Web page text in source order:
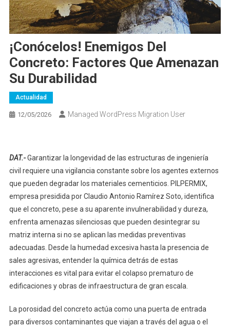
¡Conócelos! Enemigos Del
Concreto: Factores Que Amenazan
Su Durabilidad
Actualidad
12/05/2026 Managed WordPress Migration User
DAT.-Garantizar la longevidad de las estructuras de ingeniería
civil requiere una vigilancia constante sobre los agentes externos
que pueden degradar los materiales cementicios. PILPERMIX,
empresa presidida por Claudio Antonio Ramírez Soto, identifica
que el concreto, pese a su aparente invulnerabilidad y dureza,
enfrenta amenazas silenciosas que pueden desintegrar su
matriz interna si no se aplican las medidas preventivas
adecuadas. Desde la humedad excesiva hasta la presencia de
sales agresivas, entender la química detrás de estas
interacciones es vital para evitar el colapso prematuro de
edificaciones y obras de infraestructura de gran escala.
La porosidad del concreto actúa como una puerta de entrada
para diversos contaminantes que viajan a través del agua o el